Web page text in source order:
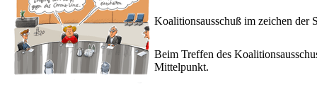
Koalitionsausschuß im zeichen der
Beim Treffen des
Mittelpunkt.